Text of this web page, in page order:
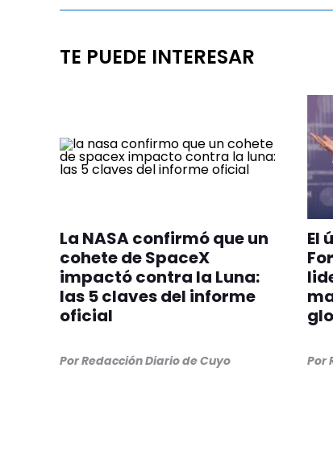
TE PUEDE INTERESAR
La NASA confirmó que un
cohete de SpaceX
impactó contra la Luna:
las 5 claves del informe
oficial
PorRedacción Diario de Cuyo
El
Por